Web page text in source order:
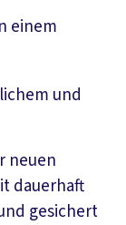
einem
und
neuen
dauerhaft
gesichert